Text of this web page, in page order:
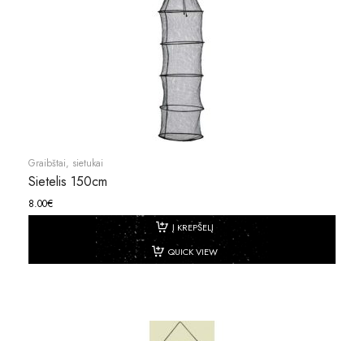
Graibštai, sietukai
Sietelis 150cm
8.00€
Į KREPŠELĮ
QUICK VIEW